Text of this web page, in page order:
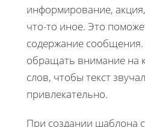
информирование,
что-то иное. Это
содержание
обращать внимание на
слов, чтобы текст
привлекательно.
При создании шаблона